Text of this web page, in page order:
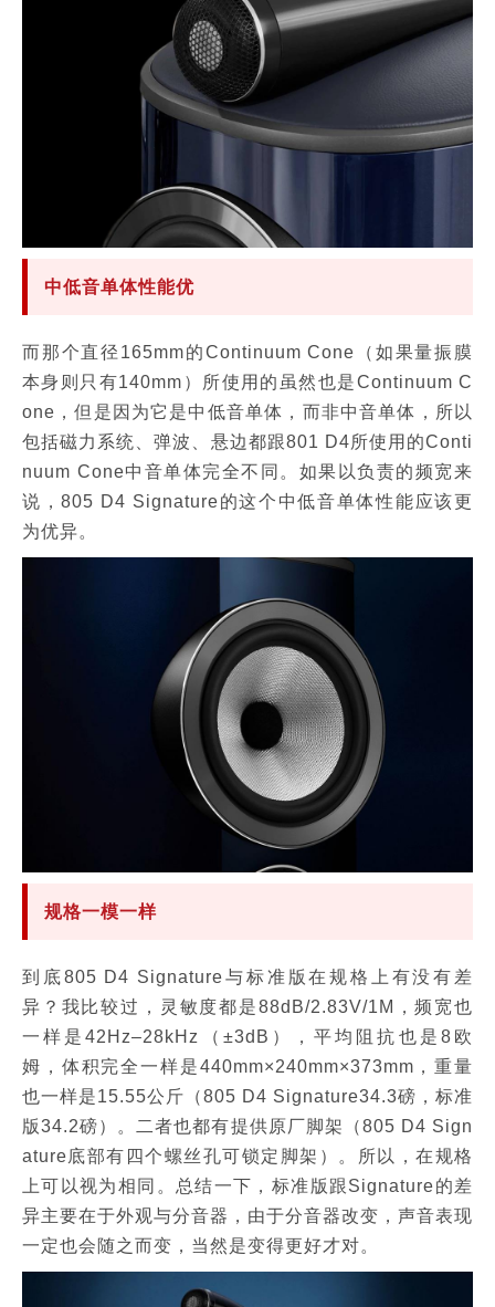
中低音单体性能优
而那个直径165mm的Continuum Cone（如果量振膜
本身则只有140mm）所使用的虽然也是Continuum C
one，但是因为它是中低音单体，而非中音单体，所以
包括磁力系统、弹波、悬边都跟801 D4所使用的Conti
nuum Cone中音单体完全不同。如果以负责的频宽来
说，805 D4 Signature的这个中低音单体性能应该更
为优异。
规格一模一样
到底805 D4 Signature与标准版在规格上有没有差
异？我比较过，灵敏度都是88dB/2.83V/1M，频宽也
一样是42Hz–28kHz（±3dB），平均阻抗也是8欧
姆，体积完全一样是440mm×240mm×373mm，重量
也一样是15.55公斤（805 D4 Signature34.3磅，标准
版34.2磅）。二者也都有提供原厂脚架（805 D4 Sign
ature底部有四个螺丝孔可锁定脚架）。所以，在规格
上可以视为相同。总结一下，标准版跟Signature的差
异主要在于外观与分音器，由于分音器改变，声音表现
一定也会随之而变，当然是变得更好才对。